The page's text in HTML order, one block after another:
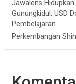
Jawalens
Gunungkidul, USD
Pembelajaran
Perkembangan